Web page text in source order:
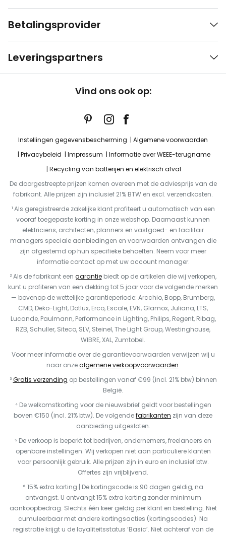
Betalingsprovider
Leveringspartners
Vind ons ook op:
Instellingen gegevensbescherming
Algemene voorwaarden
Privacybeleid
Impressum
Informatie over WEEE-terugname
Recycling van batterijen en elektrisch afval
De doorgestreepte prijzen komen overeen met de adviesprijs van de
fabrikant. Alle prijzen zijn inclusief 21% BTW en excl. verzendkosten.
¹ Als geregistreerde zakelijke klant profiteert u automatisch van een
vooraf toegepaste korting in onze webshop. Daarnaast kunnen
elektriciens, architecten, planners en vastgoed- en facilitair
managers speciale aanbiedingen en voorwaarden ontvangen die
zijn afgestemd op hun specifieke behoeften. Neem voor meer
informatie contact op met uw account manager.
² Als de fabrikant een garantiebiedt op de artikelen die wij verkopen,
kunt u profiteren van een dekking tot 5 jaar voor de volgende merken
— bovenop de wettelijke garantieperiode: Arcchio, Bopp, Brumberg,
CMD, Deko-Light, Dotlux, Erco, Escale, EVN, Glamox, Juliana, LTS,
Lucande, Paulmann, Performance in Lighting, Philips, Regent, Ribag,
RZB, Schuller, Siteco, SLV, Steinel, The Light Group, Westinghouse,
WIBRE, XAL, Zumtobel.
Voor meer informatie over de garantievoorwaarden verwijzen wij u
naar onzealgemene verkoopvoorwaarden.
³Gratis verzending op bestellingen vanaf €99 (incl. 21% btw) binnen
België.
⁴ De welkomstkorting voor de nieuwsbrief geldt voor bestellingen
boven €150 (incl. 21% btw). De volgendefabrikanten zijn van deze
aanbieding uitgesloten.
⁵ De verkoop is beperkt tot bedrijven, ondernemers, freelancers en
openbare instellingen. Wij verkopen niet aan particuliere klanten
voor persoonlijk gebruik. Alle prijzen zijn in euro en inclusief btw.
Offertes zijn vrijblijvend.
* 15% extra korting | De kortingscode is 90 dagen geldig, na
ontvangst. U ontvangt 15% extra korting zonder minimum
aankoopbedrag. Slechts één keer geldig per klant en bestelling. Niet
cumuleerbaar met andere kortingsacties (kortingscodes). Na
registratie krijgt u de loyaliteitsstatus ‘Basic’. Niet achteraf van de